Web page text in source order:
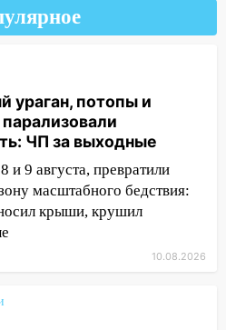
наш позвоночник
судьбы: гороскоп
около «нового»
«Вольво»
в Ульяновской
поиски
транспортный
ураган, потопы и
ЧП за выходные
и 9 августа, превратили
масштабного бедствия:
крыши, крушил
10.08.2026